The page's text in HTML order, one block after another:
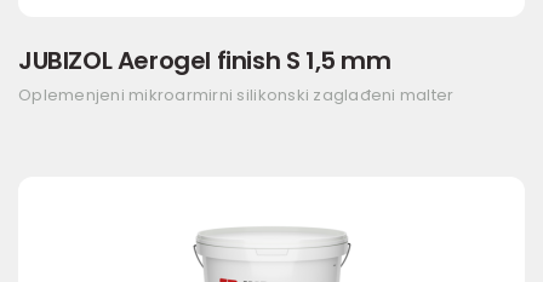
JUBIZOL Aerogel finish S 1,5 mm
Oplemenjeni mikroarmirni silikonski zaglađeni malter